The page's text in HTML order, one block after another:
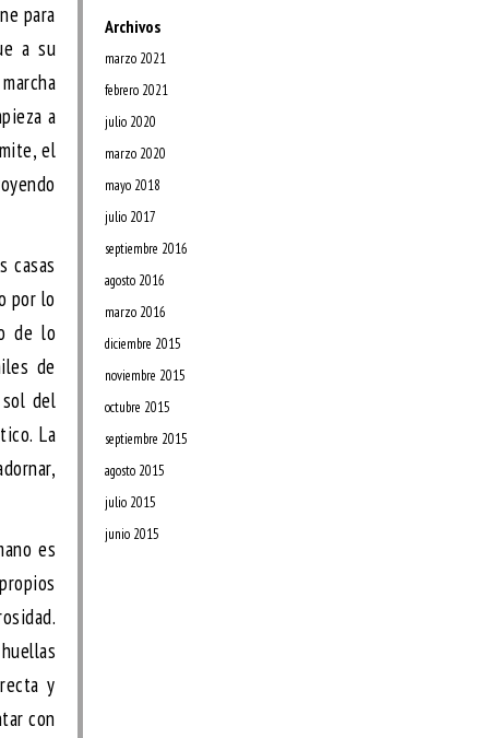
para
a su
a
el
casas
por lo
de lo
de
del
La
es
y
con
Archivos
marzo 2021
febrero 2021
julio 2020
marzo 2020
mayo 2018
julio 2017
septiembre 2016
agosto 2016
marzo 2016
diciembre 2015
noviembre 2015
octubre 2015
septiembre 2015
agosto 2015
julio 2015
junio 2015